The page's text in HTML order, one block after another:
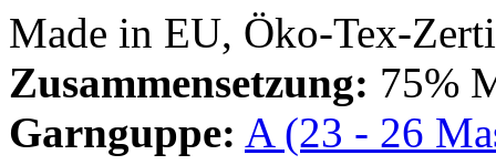
Made in EU, Öko-Tex-
Zusammensetzung: 75%
Garnguppe: A (23 - 26